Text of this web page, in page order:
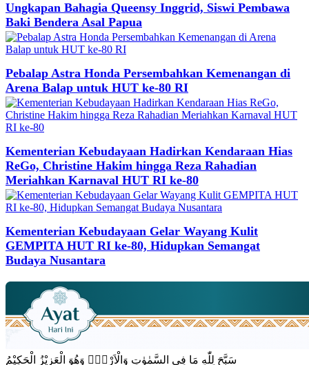
Ungkapan Bahagia Queensy Inggrid, Siswi Pembawa
Baki Bendera Asal Papua
Pebalap Astra Honda Persembahkan Kemenangan di
Arena Balap untuk HUT ke-80 RI
Kementerian Kebudayaan Hadirkan Kendaraan Hias
ReGo, Christine Hakim hingga Reza Rahadian
Meriahkan Karnaval HUT RI ke-80
Kementerian Kebudayaan Gelar Wayang Kulit
GEMPITA HUT RI ke-80, Hidupkan Semangat
Budaya Nusantara
سَبَّحَ لِلّٰهِ مَا فِى السَّمٰوٰتِ وَالْاَرْضِۚ وَهُوَ الْعَزِيْزُ الْحَكِيْمُ